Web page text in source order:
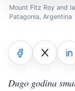
Mount Fitz Roy and
Patagonia, Argentina
Dugo godina